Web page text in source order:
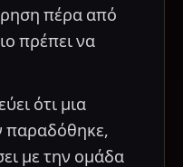
πέρα από
πρέπει να
ότι μια
παραδόθηκε,
με την ομάδα